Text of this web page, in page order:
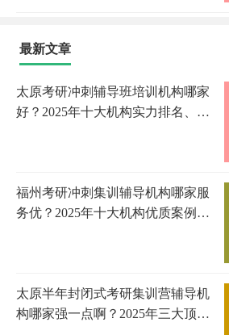
最新文章
太原考研冲刺辅导班培训机构哪家
好？2025年十大机构实力排名、课
福州考研冲刺集训辅导机构哪家服
务优？2025年十大机构优质案例详
太原半年封闭式考研集训营辅导机
构哪家强一点啊？2025年三大顶尖